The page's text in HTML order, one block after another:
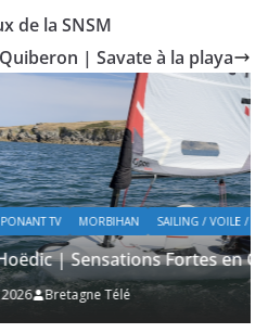
de la SNSM
Quiberon | Savate à la playa
SAILING / VOILE / NAUTISME
Fortes en Open Skiff